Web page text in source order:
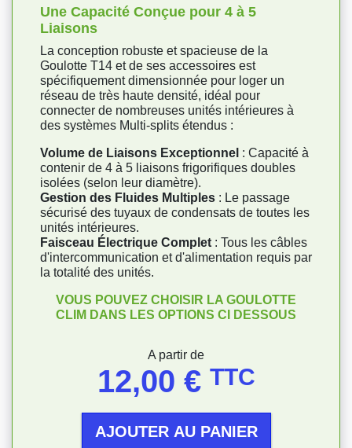
Une Capacité Conçue pour 4 à 5
Liaisons
La conception robuste et spacieuse de la
Goulotte T14 et de ses accessoires est
spécifiquement dimensionnée pour loger un
réseau de très haute densité, idéal pour
connecter de nombreuses unités intérieures à
des systèmes Multi-splits étendus :
Volume de Liaisons Exceptionnel : Capacité à
contenir de 4 à 5 liaisons frigorifiques doubles
isolées (selon leur diamètre).
Gestion des Fluides Multiples : Le passage
sécurisé des tuyaux de condensats de toutes les
unités intérieures.
Faisceau Électrique Complet : Tous les câbles
d'intercommunication et d'alimentation requis par
la totalité des unités.
VOUS POUVEZ CHOISIR LA GOULOTTE
CLIM DANS LES OPTIONS CI DESSOUS
A partir de
12,00 € TTC
AJOUTER AU PANIER